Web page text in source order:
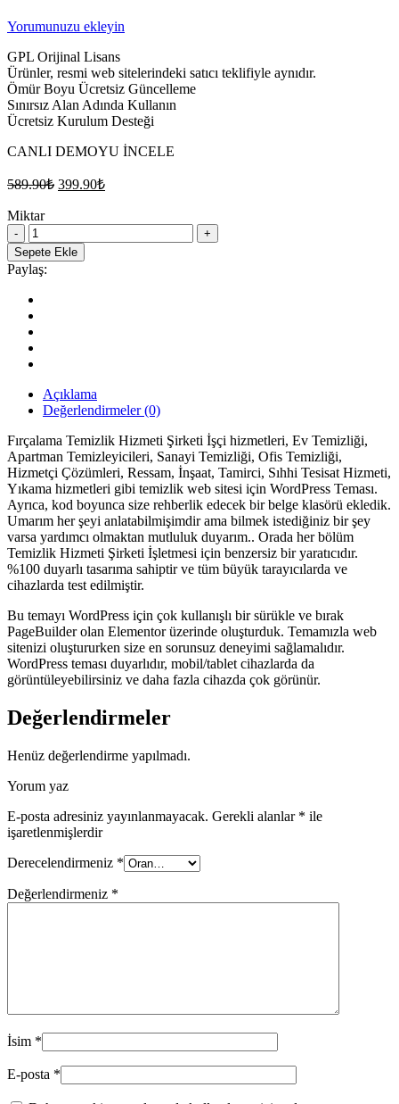
Yorumunuzu ekleyin
GPL Orijinal Lisans
Ürünler, resmi web sitelerindeki satıcı teklifiyle aynıdır.
Ömür Boyu Ücretsiz Güncelleme
Sınırsız Alan Adında Kullanın
Ücretsiz Kurulum Desteği
CANLI DEMOYU İNCELE
589.90₺ Orijinal
399.90₺Şu
Miktar
Brushup
–
Temizlik
Hizmetleri
WordPress
Teması
quantity
Sepete Ekle
Paylaş:
Açıklama
Değerlendirmeler (0)
Fırçalama Temizlik Hizmeti Şirketi İşçi hizmetleri, Ev Temizliği,
Apartman Temizleyicileri, Sanayi Temizliği, Ofis Temizliği,
Hizmetçi Çözümleri, Ressam, İnşaat, Tamirci, Sıhhi Tesisat Hizmeti,
Yıkama hizmetleri gibi temizlik web sitesi için WordPress Teması.
Ayrıca, kod boyunca size rehberlik edecek bir belge klasörü ekledik.
Umarım her şeyi anlatabilmişimdir ama bilmek istediğiniz bir şey
varsa yardımcı olmaktan mutluluk duyarım.. Orada her bölüm
Temizlik Hizmeti Şirketi İşletmesi için benzersiz bir yaratıcıdır.
%100 duyarlı tasarıma sahiptir ve tüm büyük tarayıcılarda ve
cihazlarda test edilmiştir.
Bu temayı WordPress için çok kullanışlı bir sürükle ve bırak
PageBuilder olan Elementor üzerinde oluşturduk. Temamızla web
sitenizi oluştururken size en sorunsuz deneyimi sağlamalıdır.
WordPress teması duyarlıdır, mobil/tablet cihazlarda da
görüntüleyebilirsiniz ve daha fazla cihazda çok görünür.
Değerlendirmeler
Henüz değerlendirme yapılmadı.
Yorum yaz
E-posta adresiniz yayınlanmayacak. Gerekli alanlar * ile
işaretlenmişlerdir
Derecelendirmeniz *
Değerlendirmeniz *
İsim *
E-posta *